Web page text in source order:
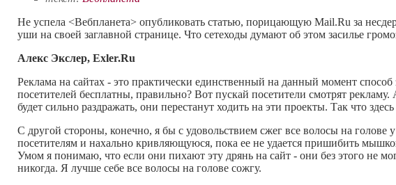
Не успела <Вебпланета> опубликовать статью, порицающую Mail.Ru за
уши на своей заглавной странице. Что сетеходы думают об этом засилье
Алекс Экслер, Exler.Ru
Реклама на сайтах - это практически единственный на данный момент
посетителей бесплатны, правильно? Вот пускай посетители смотрят
будет сильно раздражать, они перестанут ходить на эти проекты. Так что
С другой стороны, конечно, я бы с удовольствием сжег все волосы на
посетителям и нахально кривляющуюся, пока ее не удается пришибить
Умом я понимаю, что если они пихают эту дрянь на сайт - они без этого не
никогда. Я лучше себе все волосы на голове сожгу.